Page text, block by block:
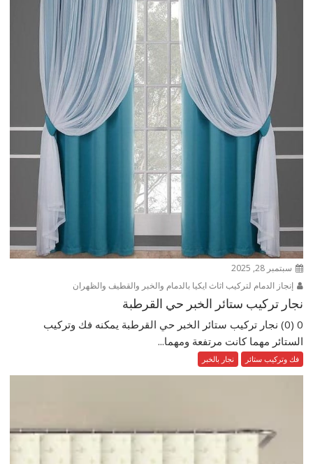
سبتمبر 28, 2025
إنجاز الدمام لتركيب اثاث ايكيا بالدمام والخبر والقطيف والظهران
نجار تركيب ستائر الخبر حي القرطبة
0 (0) نجار تركيب ستائر الخبر حي القرطبة يمكنه فك وتركيب
الستائر مهما كانت مرتفعة ومهما...
فك وتركيب ستائر نجار بالخبر